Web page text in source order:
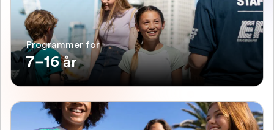
Programmer for
7–16 år